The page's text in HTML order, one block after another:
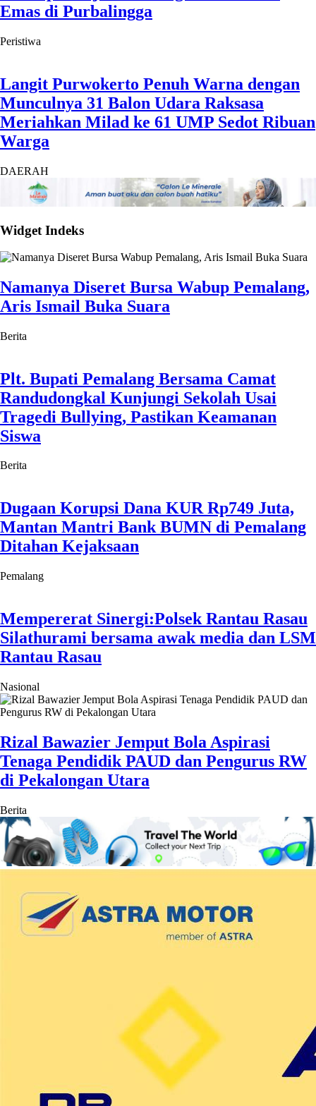
Emas di Purbalingga
Peristiwa
Langit Purwokerto Penuh Warna dengan
Munculnya 31 Balon Udara Raksasa
Meriahkan Milad ke 61 UMP Sedot Ribuan
Warga
DAERAH
Widget Indeks
Namanya Diseret Bursa Wabup Pemalang,
Aris Ismail Buka Suara
Berita
Plt. Bupati Pemalang Bersama Camat
Randudongkal Kunjungi Sekolah Usai
Tragedi Bullying, Pastikan Keamanan
Siswa
Berita
Dugaan Korupsi Dana KUR Rp749 Juta,
Mantan Mantri Bank BUMN di Pemalang
Ditahan Kejaksaan
Pemalang
Mempererat Sinergi:Polsek Rantau Rasau
Silathurami bersama awak media dan LSM
Rantau Rasau
Nasional
Rizal Bawazier Jemput Bola Aspirasi
Tenaga Pendidik PAUD dan Pengurus RW
di Pekalongan Utara
Berita